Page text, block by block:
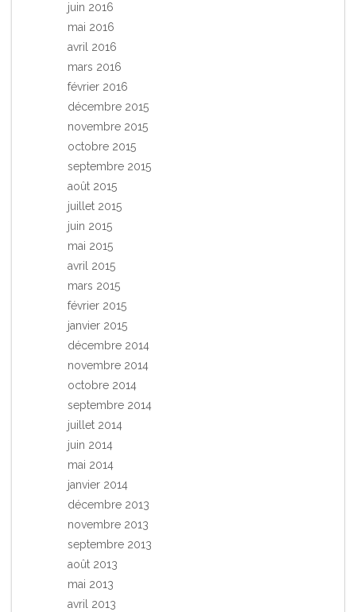
juin 2016
mai 2016
avril 2016
mars 2016
février 2016
décembre 2015
novembre 2015
octobre 2015
septembre 2015
août 2015
juillet 2015
juin 2015
mai 2015
avril 2015
mars 2015
février 2015
janvier 2015
décembre 2014
novembre 2014
octobre 2014
septembre 2014
juillet 2014
juin 2014
mai 2014
janvier 2014
décembre 2013
novembre 2013
septembre 2013
août 2013
mai 2013
avril 2013